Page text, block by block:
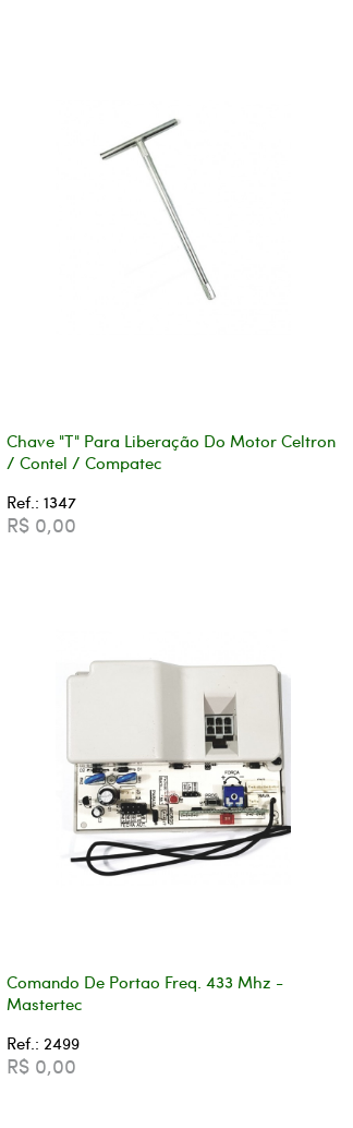
Chave "T" Para Liberação Do Motor Celtron
/ Contel / Compatec
Ref.: 1347
R$ 0,00
Comando De Portao Freq. 433 Mhz -
Mastertec
Ref.: 2499
R$ 0,00